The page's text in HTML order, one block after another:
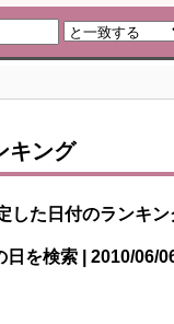
キング
した日付のランキ
日を検索 | 2010/06/